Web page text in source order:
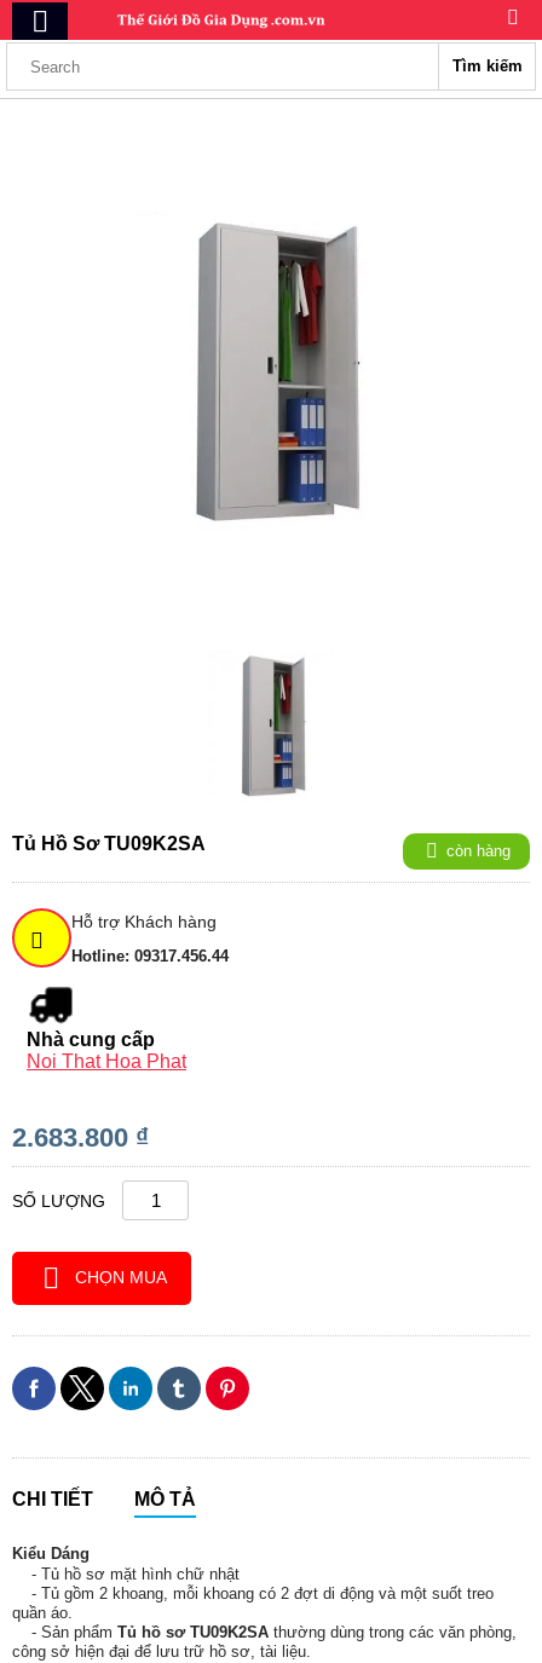
Tìm kiếm
Tủ Hồ Sơ TU09K2SA còn hàng
Hỗ trợ Khách hàng
Hotline: 09317.456.44
Nhà cung cấp
Noi That Hoa Phat
2.683.800 ₫
SỐ LƯỢNG
CHỌN MUA
CHI TIẾT MÔ TẢ
Kiểu Dáng
- Tủ hồ sơ mặt hình chữ nhật
- Tủ gồm 2 khoang, mỗi khoang có 2 đợt di động và một suốt treo
quần áo.
- Sản phẩm Tủ hồ sơ TU09K2SA thường dùng trong các văn phòng,
công sở hiện đại để lưu trữ hồ sơ, tài liệu.